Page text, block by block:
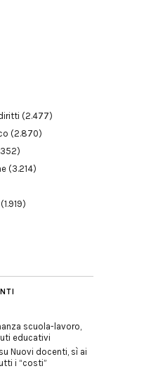
(2.477)
(2.870)
(3.214)
(1.919)
scuola-lavoro,
educativi
su Nuovi docenti, sì ai
i “costi”